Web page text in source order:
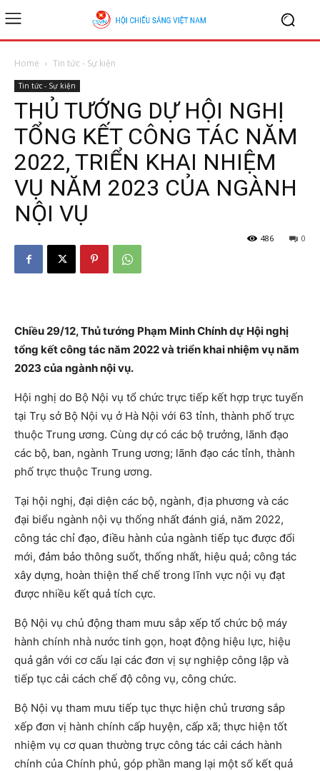
Home Tin tức - Sự kiện
Tin tức - Sự kiện
THỦ TƯỚNG DỰ HỘI NGHỊ
TỔNG KẾT CÔNG TÁC NĂM
2022, TRIỂN KHAI NHIỆM
VỤ NĂM 2023 CỦA NGÀNH
NỘI VỤ
0
486
Chiều 29/12, Thủ tướng Phạm Minh Chính dự Hội nghị
tổng kết công tác năm 2022 và triển khai nhiệm vụ năm
2023 của ngành nội vụ.
Hội nghị do Bộ Nội vụ tổ chức trực tiếp kết hợp trực tuyến
tại Trụ sở Bộ Nội vụ ở Hà Nội với 63 tỉnh, thành phố trực
thuộc Trung ương. Cùng dự có các bộ trưởng, lãnh đạo
các bộ, ban, ngành Trung ương; lãnh đạo các tỉnh, thành
phố trực thuộc Trung ương.
Tại hội nghị, đại diện các bộ, ngành, địa phương và các
đại biểu ngành nội vụ thống nhất đánh giá, năm 2022,
công tác chỉ đạo, điều hành của ngành tiếp tục được đổi
mới, đảm bảo thông suốt, thống nhất, hiệu quả; công tác
xây dựng, hoàn thiện thể chế trong lĩnh vực nội vụ đạt
được nhiều kết quả tích cực.
Bộ Nội vụ chủ động tham mưu sắp xếp tổ chức bộ máy
hành chính nhà nước tinh gọn, hoạt động hiệu lực, hiệu
quả gắn với cơ cấu lại các đơn vị sự nghiệp công lập và
tiếp tục cải cách chế độ công vụ, công chức.
Bộ Nội vụ tham mưu tiếp tục thực hiện chủ trương sắp
xếp đơn vị hành chính cấp huyện, cấp xã; thực hiện tốt
nhiệm vụ cơ quan thường trực công tác cải cách hành
chính của Chính phủ, góp phần mang lại một số kết quả